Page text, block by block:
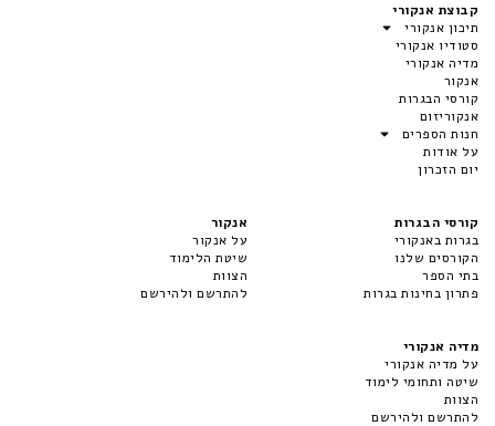
קבוצת אנקורי
תיכון אנקורי
סטודיו אנקורי
מדיה אנקורי
אנקור
קורסי הבגרות
אנקוריזום
חנות הספרים
על אודות
יום הזכרון
קורסי הבגרות
בגרות באנקורי
הקורסים שלנו
בתי הספר
פתרון בחינות בגרות
אנקור
על אנקור
שיטת הלימוד
הצוות
להתרשם ולהירשם
מדיה אנקורי
על מדיה אנקורי
שיטה ותחומי לימוד
הצוות
להתרשם ולהירשם